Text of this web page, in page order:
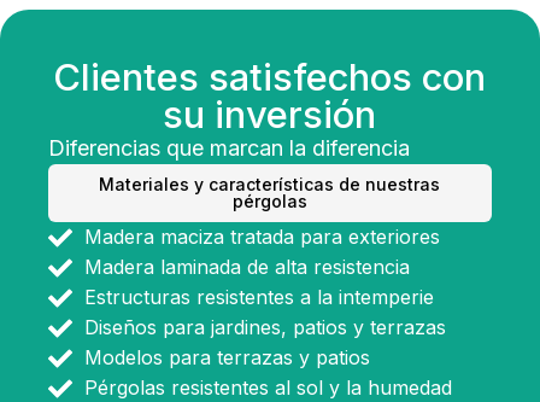
Clientes satisfechos con
su inversión
Diferencias que marcan la diferencia
Materiales y características de nuestras
pérgolas
Madera maciza tratada para exteriores
Madera laminada de alta resistencia
Estructuras resistentes a la intemperie
Diseños para jardines, patios y terrazas
Modelos para terrazas y patios
Pérgolas resistentes al sol y la humedad